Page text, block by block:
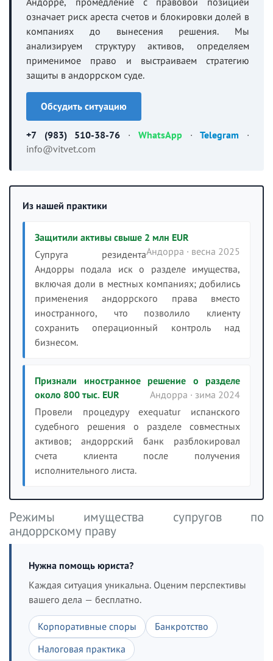
означает риск ареста счетов и блокировки долей в
компаниях до вынесения решения. Мы
анализируем структуру активов, определяем
применимое право и выстраиваем стратегию
защиты в андоррском суде.
Обсудить ситуацию
+7 (983) 510-38-76 · WhatsApp ·Telegram ·
info@vitvet.com
Из нашей практики
Защитили активы свыше 2 млн EUR
Андорра · весна 2025
Супруга резидента
Андорры подала иск о разделе имущества,
включая доли в местных компаниях; добились
применения андоррского права вместо
иностранного, что позволило клиенту
сохранить операционный контроль над
бизнесом.
Признали иностранное решение о разделе
около 800 тыс. EUR
Андорра · зима 2024
Провели процедуру exequatur испанского
судебного решения о разделе совместных
активов; андоррский банк разблокировал
счета клиента после получения
исполнительного листа.
Режимы имущества супругов по
андоррскому праву
Нужна помощь юриста?
Каждая ситуация уникальна. Оценим перспективы
вашего дела — бесплатно.
Корпоративные споры
Банкротство
Налоговая практика